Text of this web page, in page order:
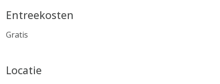
Entreekosten
Gratis
Locatie